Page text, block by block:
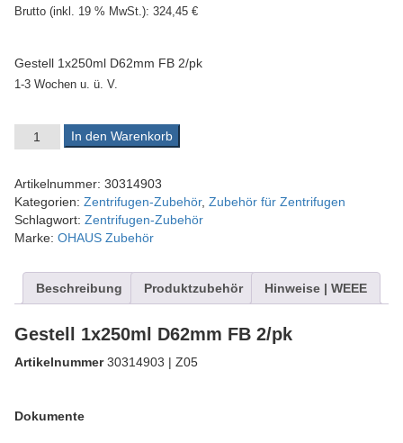
Brutto (inkl. 19 % MwSt.): 324,45 €
Gestell 1x250ml D62mm FB 2/pk
1-3 Wochen u. ü. V.
OHAUS Gestell 1x250ml D62mm FB 2/pk | Art.-Nr.: 30314903
In den Warenkorb
Artikelnummer: 30314903
Kategorien: Zentrifugen-Zubehör, Zubehör für Zentrifugen
Schlagwort: Zentrifugen-Zubehör
Marke: OHAUS Zubehör
Beschreibung Produktzubehör Hinweise | WEEE
Gestell 1x250ml D62mm FB 2/pk
Artikelnummer30314903 | Z05
Dokumente